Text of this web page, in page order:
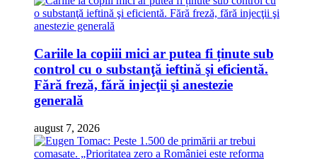
Cariile la copiii mici ar putea fi ținute sub
control cu o substanţă ieftină şi eficientă.
Fără freză, fără injecţii şi anestezie
generală
august 7, 2026